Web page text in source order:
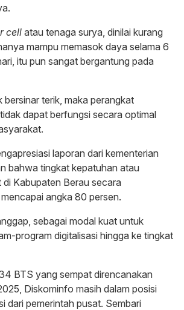
cellatau tenaga surya, dinilai kurang
mampu memasok daya selama 6
itu pun sangat bergantung pada
bersinar terik, maka perangkat
dapat berfungsi secara optimal
laporan dari kementerian
bahwa tingkat kepatuhan atau
di Kabupaten Berau secara
angka 80 persen.
sebagai modal kuat untuk
program digitalisasi hingga ke tingkat
BTS yang sempat direncanakan
Diskominfo masih dalam posisi
dari pemerintah pusat. Sembari